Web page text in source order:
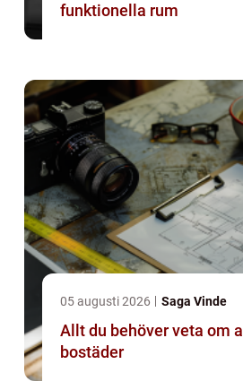
funktionella rum
05 augusti 2026 Saga Vinde
Allt du behöver veta om
bostäder